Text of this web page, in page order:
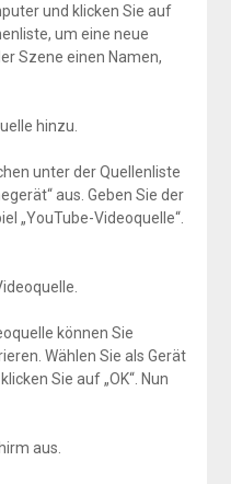
und klicken Sie auf
um eine neue
Szene einen Namen,
hinzu.
unter der Quellenliste
aus. Geben Sie der
„YouTube-Videoquelle“.
können Sie
Wählen Sie als Gerät
Sie auf „OK“. Nun
aus.